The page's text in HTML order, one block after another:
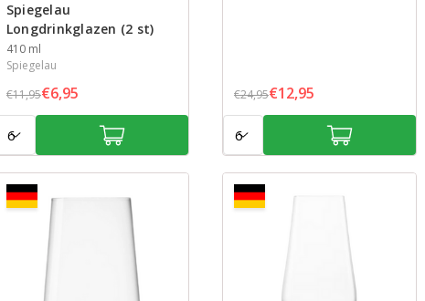
Spiegelau
Longdrinkglazen (2 st)
Inhoud
410 ml
Spiegelau
€11,95€6,95 €24,95€12,95